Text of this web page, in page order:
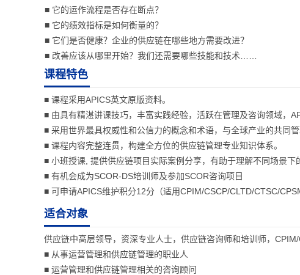
■ 它的运作流程是否存在断点？
■ 它的绩效指标是如何衡量的？
■ 它们是否健康？企业的供应链在哪些地方需要改进？
■ 改善应该从哪里开始？我们还需要哪些技能和技术……
课程特色
■ 课程采用APICS英文原版资料。
■ 由具有精湛讲课技巧，丰富实践经验，活跃在管理及咨询领域，
■ 采用世界最具权威性和公信力的概念和术语，与全球产业的共同管
■ 课程内容完整连贯，构建全方位的供应链管理专业知识体系。
■ 小班授课, 提供供应链项目实际案例分享，有助于理解不同场景下
■ 有机会成为SCOR-DS培训师及参加SCOR咨询项目
■ 可申请APICS维护积分12分（适用CPIM/CSCP/CLTD/CTSC/
适合对象
供应链中高层领导，资深专业人士，供应链咨询师和培训师，
■ 从事运营管理和供应链管理的职业人
■ 运营管理和供应链管理相关的咨询顾问